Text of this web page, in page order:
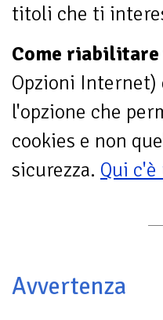
titoli che ti
Come riabilitare
Opzioni Internet)
l'opzione che
cookies e non
sicurezza. Qui
Avvertenza